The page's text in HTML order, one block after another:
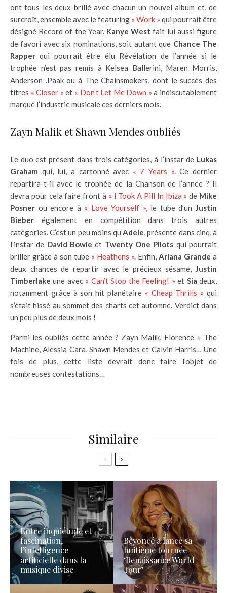
ont tous les deux brillé avec chacun un nouvel album et, de
surcroît, ensemble avec le featuring « Work » qui pourrait être
désigné Record of the Year. Kanye West fait lui aussi figure
de favori avec six nominations, soit autant que Chance The
Rapper qui pourrait être élu Révélation de l’année si le
trophée n’est pas remis à Kelsea Ballerini, Maren Morris,
Anderson .Paak ou à The Chainsmokers, dont le succès des
titres « Closer » et « Don’t Let Me Down » a indiscutablement
marqué l’industrie musicale ces derniers mois.
Zayn Malik et Shawn Mendes oubliés
Le duo est présent dans trois catégories, à l’instar de Lukas
Graham qui, lui, a cartonné avec « 7 Years ». Ce dernier
repartira-t-il avec le trophée de la Chanson de l’année ? Il
devra pour cela faire front à « I Took A Pill In Ibiza » de Mike
Posner ou encore à « Love Yourself », le tube d’unJustin
Bieber également en compétition dans trois autres
catégories. C’est un peu moins qu’Adele, présente dans cinq, à
l’instar de David Bowie et Twenty One Pilots qui pourrait
briller grâce à son tube « Heathens ». Enfin, Ariana Grande a
deux chances de repartir avec le précieux sésame, Justin
Timberlake une avec « Can’t Stop the Feeling! » et Sia deux,
notamment grâce à son hit planétaire « Cheap Thrills » qui
s’était hissé au sommet des charts cet automne. Verdict dans
un peu plus de deux mois !
Parmi les oubliés cette année ? Zayn Malik, Florence + The
Machine, Alessia Cara, Shawn Mendes et Calvin Harris… Une
fois de plus, cette liste devrait donc faire l’objet de
nombreuses contestations…
Similaire
Entre inquiétude et
fascination,
l’intelligence
artificielle dans la
musique divise
Beyoncé a lancé sa
huitième tournée
‘Renaissance World
Tour’